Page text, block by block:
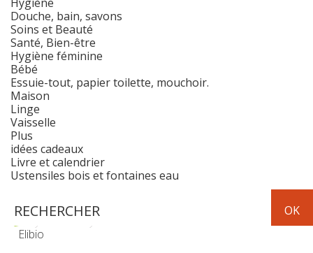
Hygiène
Douche, bain, savons
Soins et Beauté
Santé, Bien-être
Hygiène féminine
Bébé
Essuie-tout, papier toilette, mouchoir.
Maison
Linge
Vaisselle
Plus
idées cadeaux
Livre et calendrier
Ustensiles bois et fontaines eau
Epicerie
Penne bio 1/2 complet 500 g
Elibio